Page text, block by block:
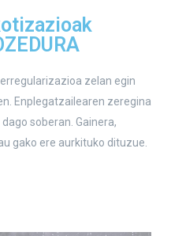
zelan egin
Enplegatzailearen zeregina
soberan. Gainera,
gako ere aurkituko dituzue.